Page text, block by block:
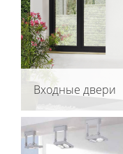
Входные двери